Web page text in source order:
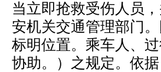
当立即抢救受伤人员
安机关交通管理部门
标明位置。乘车人、
协助。）之规定。依